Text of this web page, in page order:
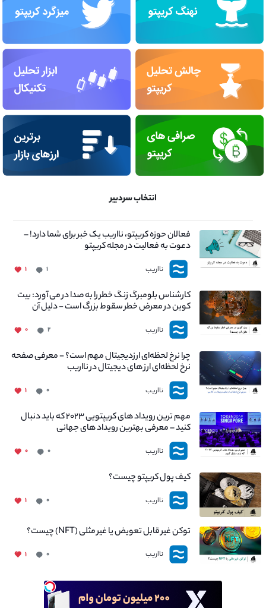
انتخاب سردبیر
فعالان حوزه کریپتو، نااریب یک خبر برای شما دارد! –
دعوت به فعالیت در مجله کریپتو
نااریب ۱ ۱
کارشناس بلومبرگ زنگ خطر را به صدا در می آورد: بیت
کوین در معرض خطر سقوط بزرگ است - دلیل آن
چیست؟
نااریب ۲ ۰
چرا نرخ لحظه‌ای ارزدیجیتال مهم است؟ - معرفی صفحه
نرخ لحظه‌ای ارز های دیجیتال در نااریب
نااریب ۰ ۱
مهم ترین رویداد های کریپتویی ۲۰۲۳ که باید دنبال
کنید – معرفی بهترین رویداد های جهانی
نااریب ۰ ۰
کیف پول کریپتو چیست؟
نااریب ۰ ۱
توکن غیر قابل تعویض یا غیر مثلی (NFT) چیست؟
نااریب ۰ ۱